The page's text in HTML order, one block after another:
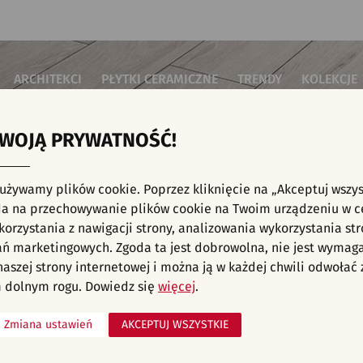
ARCHITEKCI PŁYTKI CERAMICZNE TRENDY KOLEKCJE
do sypialni
kuchenne
łazienkowe
na schody
na taras
komercyjne
Płytki ścienne
Płytki cegiełki
Płytki drewnopodobne
Płytki heksagonalne
Płytki jodełka
Płytki kamienne
Płytki kolorowe
Płytki
Płytki we
KAFELKI - NOWOŚCI, SALON I HOL,
aranżacji spełniających wybrane filtry. Przejdź do pełnejoferty
PRYWATNOŚĆ!
plików cookie. Poprzez kliknięcie na „Akceptuj
na przechowywanie plików cookie na Twoim urządzeniu w
z nawigacji strony, analizowania wykorzystania
marketingowych. Zgoda ta jest dobrowolna, nie jest
strony internetowej i można ją w każdej chwili odwołać
dolnym rogu. Dowiedz się więcej.
Zmiana ustawień AKCEPTUJ WSZYSTKIE